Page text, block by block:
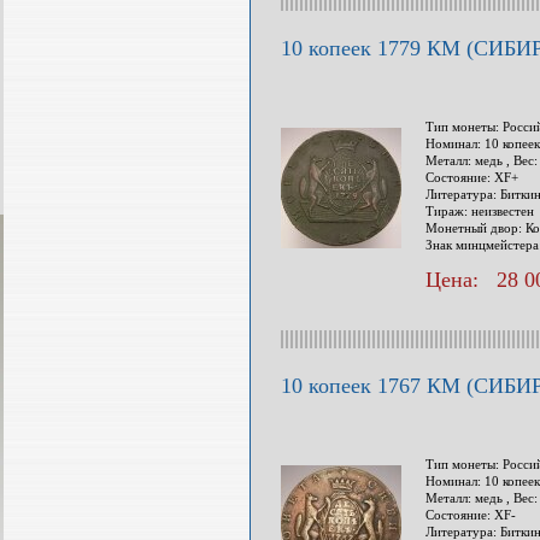
10 копеек 1779 КМ
Тип монеты:
Номинал: 10 копеек
Металл: медь ,
Состояние: XF+
Литература:
Тираж: неизвестен
Монетный двор:
Знак
Цена: 28
10 копеек 1767 КМ
Тип монеты:
Номинал: 10 копеек
Металл: медь ,
Состояние: XF-
Литература: